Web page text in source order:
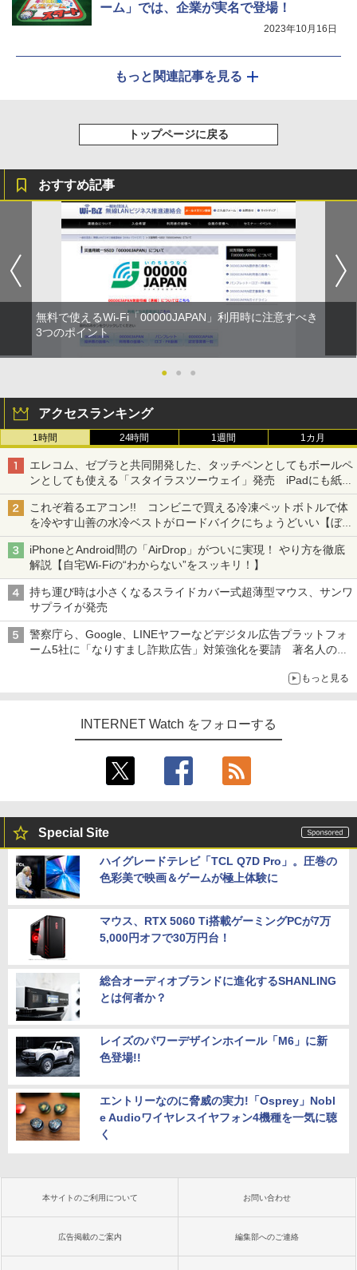
ーム」では、企業が実名で登場！
2023年10月16日
もっと関連記事を見る
トップページに戻る
おすすめ記事
無料で使えるWi-Fi「00000JAPAN」利用時に注意すべき
3つのポイント
● ● ●
アクセスランキング
1時間 24時間 1週間 1カ月
エレコム、ゼブラと共同開発した、タッチペンとしてもボールペ
ンとしても使える「スタイラスツーウェイ」発売 iPadにも紙に
も、持ち替えずに書き込める
これぞ着るエアコン!! コンビニで買える冷凍ペットボトルで体
を冷やす山善の水冷ベストがロードバイクにちょうどいい【ぼっ
ち・ざ・ろーど！その14】【空いた時間でなにしてる？】
iPhoneとAndroid間の「AirDrop」がついに実現！ やり方を徹底
解説【自宅Wi-Fiの“わからない”をスッキリ！】
持ち運び時は小さくなるスライドカバー式超薄型マウス、サンワ
サプライが発売
警察庁ら、Google、LINEヤフーなどデジタル広告プラットフォ
ーム5社に「なりすまし詐欺広告」対策強化を要請 著名人の写
もっと見る
INTERNET Watch をフォローする
Special Site
ハイグレードテレビ「TCL Q7D Pro」。圧巻の
色彩美で映画＆ゲームが極上体験に
マウス、RTX 5060 Ti搭載ゲーミングPCが7万
5,000円オフで30万円台！
総合オーディオブランドに進化するSHANLING
とは何者か？
レイズのパワーデザインホイール「M6」に新
色登場!!
エントリーなのに脅威の実力!「Osprey」Nobl
e Audioワイヤレスイヤフォン4機種を一気に聴
く
本サイトのご利用について お問い合わせ
広告掲載のご案内 編集部へのご連絡